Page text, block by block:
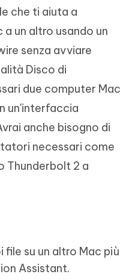
che ti aiuta a
un altro usando un
senza avviare
Disco di
due computer Mac
un'interfaccia
anche bisogno di
necessari come
Thunderbolt 2 a
su un altro Mac più
Assistant.